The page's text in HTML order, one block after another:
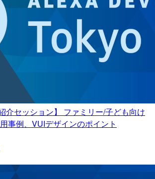
介セッション】 ファミリー/子ども向け
事例、VUIデザインのポイント